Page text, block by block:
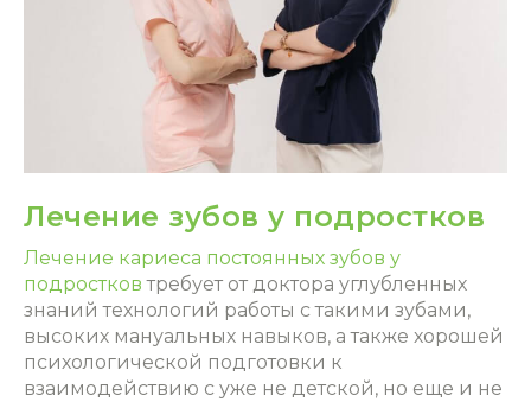
Лечение зубов у подростков
Лечение кариеса постоянных зубов у
подростков требует от доктора углубленных
знаний технологий работы с такими зубами,
высоких мануальных навыков, а также хорошей
психологической подготовки к
взаимодействию с уже не детской, но еще и не